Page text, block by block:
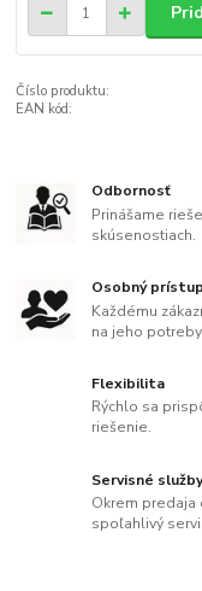
Číslo produktu:
EAN kód:
Odbornosť
Prinášame
skúsenostiach.
Osobný prístup
Každému
na jeho potreby.
Flexibilita
Rýchlo sa
riešenie.
Servisné
Okrem
spoľahlivý